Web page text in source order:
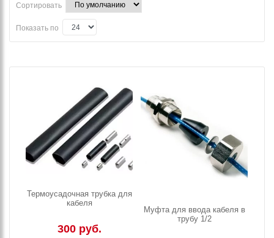
Сортировать
Показать по
Термоусадочная трубка для
кабеля
300 руб.
Муфта для ввода кабеля в
трубу 1/2